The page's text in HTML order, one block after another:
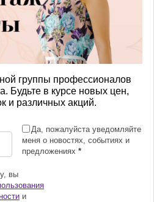
группы профессионалов
Будьте в курсе новых цен,
и различных акций.
Да, пожалуйста уведомляйте
меня о новостях, событиях и
предложениях *
вы
и